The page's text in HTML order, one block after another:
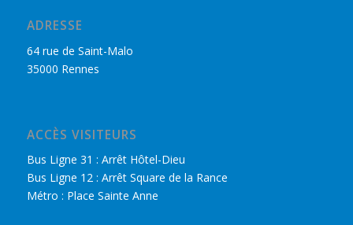
ADRESSE
64 rue de Saint-Malo
35000 Rennes
ACCÈS VISITEURS
Bus Ligne 31 : Arrêt Hôtel-Dieu
Bus Ligne 12 : Arrêt Square de la Rance
Métro : Place Sainte Anne